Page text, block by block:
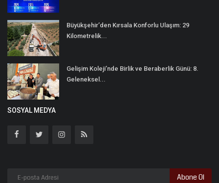
Büyükşehir’den Kırsala Konforlu Ulaşım: 29
Kilometrelik...
Gelişim Koleji’nde Birlik ve Beraberlik Günü: 8.
Geleneksel...
SOSYAL MEDYA
Abone Ol